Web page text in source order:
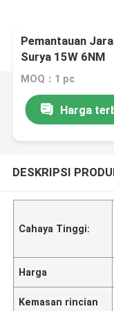
Pemantauan
Surya 15W 6NM
MOQ：1 pc
Harga
DESKRIPSI
Cahaya Tinggi:
Harga
Kemasan rincian